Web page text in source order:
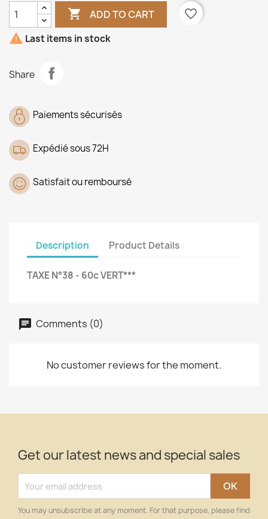
 ADD TO CART
favorite_border
 Last items in stock
Share
Paiements sécurisés
Expédié sous 72H
Satisfait ou remboursé
Description Product Details
TAXE N°38 - 60c VERT***
Comments (0)
No customer reviews for the moment.
Get our latest news and special sales
You may unsubscribe at any moment. For that purpose, please find